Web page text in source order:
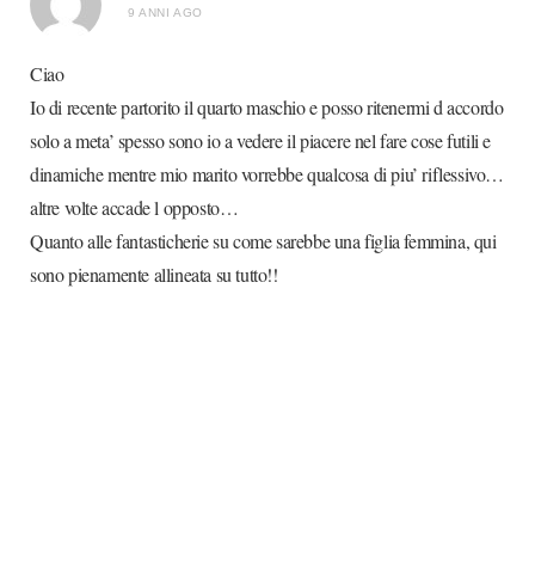
9 ANNI AGO
Ciao
Io di recente partorito il quarto maschio e posso ritenermi d accordo
solo a meta’ spesso sono io a vedere il piacere nel fare cose futili e
dinamiche mentre mio marito vorrebbe qualcosa di piu’ riflessivo…
altre volte accade l opposto…
Quanto alle fantasticherie su come sarebbe una figlia femmina, qui
sono pienamente allineata su tutto!!